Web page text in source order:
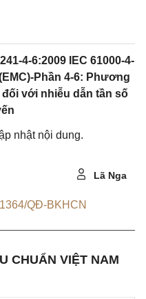
4-6:2009 IEC 61000-4-
Phần 4-6: Phương
với nhiễu dẫn tần số
nhật nội dung.
Lã Nga
QĐ-BKHCN
CHUẨN VIỆT NAM